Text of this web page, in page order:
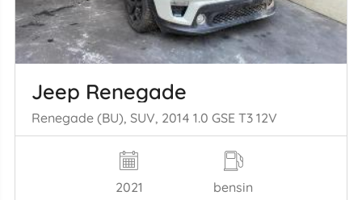
Jeep Renegade
Renegade (BU), SUV, 2014 1.0 GSE T3 12V
2021 bensin